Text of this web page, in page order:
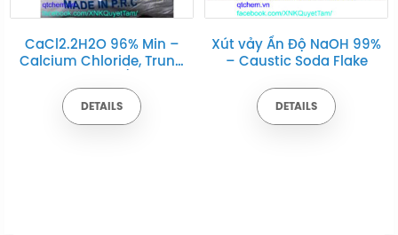
Xút vảy Ấn Độ NaOH 99%
– Caustic Soda Flake
DETAILS
Vôi bột Ca(OH)2 –
Calcium Hydroxide hàng
DETAILS